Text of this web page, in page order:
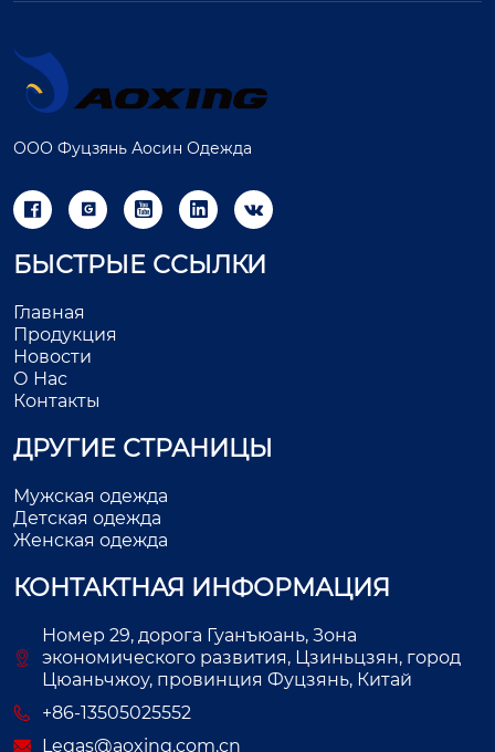
ООО Фуцзянь Аосин Одежда
    
БЫСТРЫЕ ССЫЛКИ
Главная
Продукция
Новости
О Нас
Контакты
ДРУГИЕ СТРАНИЦЫ
Мужская одежда
Детская одежда
Женская одежда
КОНТАКТНАЯ ИНФОРМАЦИЯ
Номер 29, дорога Гуанъюань, Зона
экономического развития, Цзиньцзян, город
Цюаньчжоу, провинция Фуцзянь, Китай
+86-13505025552
Legas@aoxing.com.cn